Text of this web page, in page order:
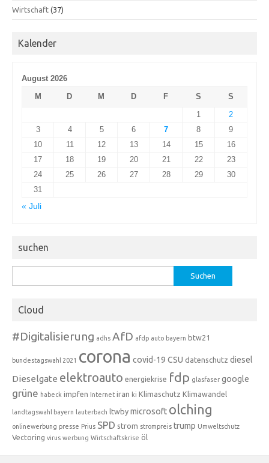
Wirtschaft (37)
Kalender
August 2026
M
D M D F S
S
1
2
3
4 5 6 7 8
9
10
11 12 13 14 15
16
17
18 19 20 21 22
23
24
25 26 27 28 29
30
31
« Juli
suchen
nach:
Cloud
#Digitalisierung adhs AfD afdp auto bayern btw21
bundestagswahl 2021 corona covid-19 CSU datenschutz diesel
Dieselgate elektroauto energiekrise fdp glasfaser google
grüne habeck impfen Internet iran ki Klimaschutz Klimawandel
landtagswahl bayern lauterbach ltwby microsoft olching
onlinewerbung presse Prius SPD strom strompreis trump Umweltschutz
Vectoring virus werbung Wirtschaftskrise öl